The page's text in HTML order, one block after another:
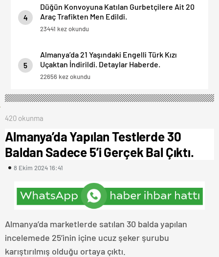
4
Düğün Konvoyuna Katılan Gurbetçilere Ait 20
Araç Trafikten Men Edildi.
23441 kez okundu
5
Almanya’da 21 Yaşındaki Engelli Türk Kızı
Uçaktan İndirildi. Detaylar Haberde.
22656 kez okundu
420 okunma
Almanya’da Yapılan Testlerde 30
Baldan Sadece 5’i Gerçek Bal Çıktı.
8 Ekim 2024 16:41
Almanya’da marketlerde satılan 30 balda yapılan
incelemede 25’inin içine ucuz şeker şurubu
karıştırılmış olduğu ortaya çıktı.